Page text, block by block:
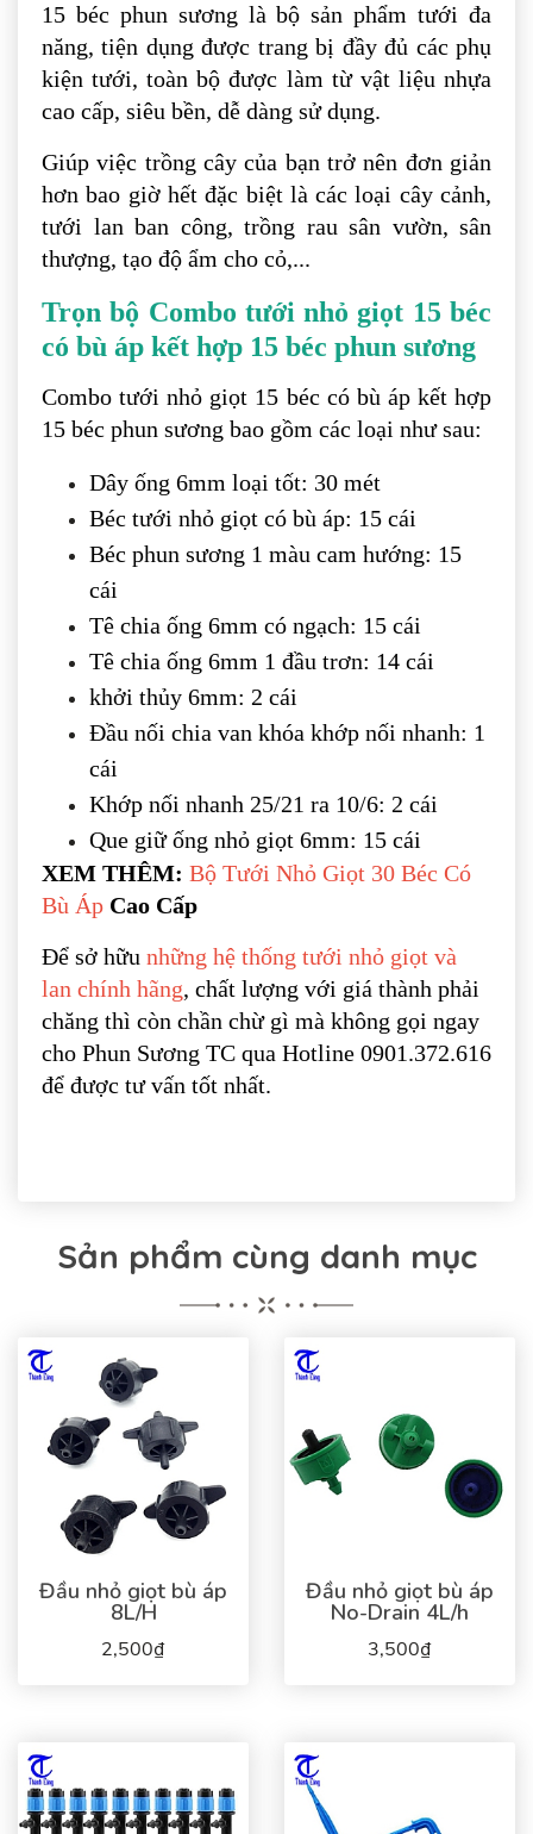
15 béc phun sương là bộ sản phẩm tưới đa
năng, tiện dụng được trang bị đầy đủ các phụ
kiện tưới, toàn bộ được làm từ vật liệu nhựa
cao cấp, siêu bền, dễ dàng sử dụng.
Giúp việc trồng cây của bạn trở nên đơn giản
hơn bao giờ hết đặc biệt là các loại cây cảnh,
tưới lan ban công, trồng rau sân vườn, sân
thượng, tạo độ ẩm cho cỏ,...
Trọn bộ Combo tưới nhỏ giọt 15 béc
có bù áp kết hợp 15 béc phun sương
Combo tưới nhỏ giọt 15 béc có bù áp kết hợp
15 béc phun sương bao gồm các loại như sau:
Dây ống 6mm loại tốt: 30 mét
Béc tưới nhỏ giọt có bù áp: 15 cái
Béc phun sương 1 màu cam hướng: 15
cái
Tê chia ống 6mm có ngạch: 15 cái
Tê chia ống 6mm 1 đầu trơn: 14 cái
khởi thủy 6mm: 2 cái
Đầu nối chia van khóa khớp nối nhanh: 1
cái
Khớp nối nhanh 25/21 ra 10/6: 2 cái
Que giữ ống nhỏ giọt 6mm: 15 cái
XEM THÊM: Bộ Tưới Nhỏ Giọt 30 Béc Có
Bù Áp Cao Cấp
Để sở hữu những hệ thống tưới nhỏ giọt và
lan chính hãng, chất lượng với giá thành phải
chăng thì còn chần chừ gì mà không gọi ngay
cho Phun Sương TC qua Hotline 0901.372.616
để được tư vấn tốt nhất.
Sản phẩm cùng danh mục
Đầu nhỏ giọt bù áp
8L/H
2,500₫
Đầu nhỏ giọt bù áp
No-Drain 4L/h
3,500₫